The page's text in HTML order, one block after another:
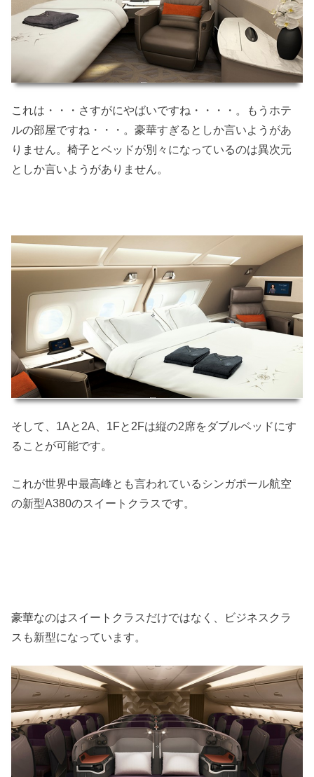
これは・・・さすがにやばいですね・・・・。もうホテ
ルの部屋ですね・・・。豪華すぎるとしか言いようがあ
りません。椅子とベッドが別々になっているのは異次元
としか言いようがありません。
そして、1Aと2A、1Fと2Fは縦の2席をダブルベッドにす
ることが可能です。
これが世界中最高峰とも言われているシンガポール航空
の新型A380のスイートクラスです。
豪華なのはスイートクラスだけではなく、ビジネスクラ
スも新型になっています。